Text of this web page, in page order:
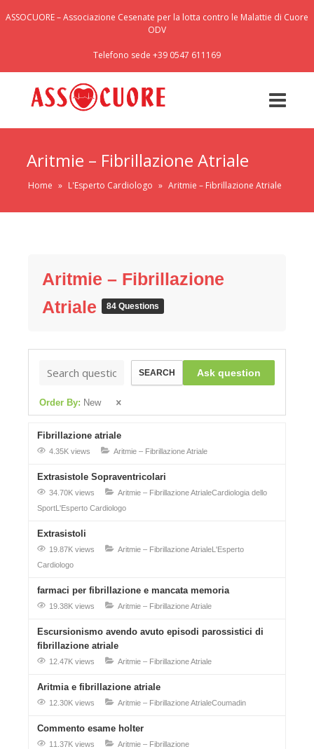
ASSOCUORE – Associazione Cesenate per la lotta contro le Malattie di Cuore
ODV
Telefono sede +39 0547 611169
Aritmie – Fibrillazione Atriale
Home » L'Esperto Cardiologo » Aritmie – Fibrillazione Atriale
Aritmie – Fibrillazione
Atriale
84 Questions
Ask question
SEARCH
Order By: New
Fibrillazione atriale
4.35K views Aritmie – Fibrillazione Atriale
Extrasistole Sopraventricolari
34.70K views Aritmie – Fibrillazione AtrialeCardiologia dello
SportL'Esperto Cardiologo
Extrasistoli
19.87K views Aritmie – Fibrillazione AtrialeL'Esperto
Cardiologo
farmaci per fibrillazione e mancata memoria
19.38K views Aritmie – Fibrillazione Atriale
Escursionismo avendo avuto episodi parossistici di
fibrillazione atriale
12.47K views Aritmie – Fibrillazione Atriale
Aritmia e fibrillazione atriale
12.30K views Aritmie – Fibrillazione AtrialeCoumadin
Commento esame holter
11.37K views
Aritmie – Fibrillazione